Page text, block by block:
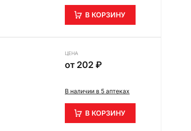
В КОРЗИНУ
ЦЕНА
от 202 ₽
В наличии в 5 аптеках
В КОРЗИНУ